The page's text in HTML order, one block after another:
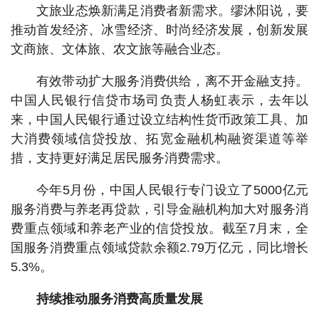
文旅业态焕新满足消费者新需求。缪沐阳说，要
推动首发经济、冰雪经济、时尚经济发展，创新发展
文商旅、文体旅、农文旅等融合业态。
有效带动扩大服务消费供给，离不开金融支持。
中国人民银行信贷市场司负责人杨虹表示，去年以
来，中国人民银行通过设立结构性货币政策工具、加
大消费领域信贷投放、拓宽金融机构融资渠道等举
措，支持更好满足居民服务消费需求。
今年5月份，中国人民银行专门设立了5000亿元
服务消费与养老再贷款，引导金融机构加大对服务消
费重点领域和养老产业的信贷投放。截至7月末，全
国服务消费重点领域贷款余额2.79万亿元，同比增长
5.3%。
持续推动服务消费高质量发展